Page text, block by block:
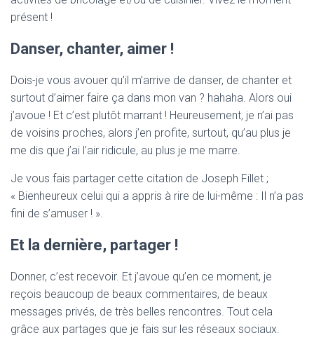
présent !
Danser, chanter, aimer !
Dois-je vous avouer qu’il m’arrive de danser, de chanter et
surtout d’aimer faire ça dans mon van ? hahaha. Alors oui
j’avoue ! Et c’est plutôt marrant ! Heureusement, je n’ai pas
de voisins proches, alors j’en profite, surtout, qu’au plus je
me dis que j’ai l’air ridicule, au plus je me marre.
Je vous fais partager cette citation de Joseph Fillet ;
« Bienheureux celui qui a appris à rire de lui-même : Il n’a pas
fini de s’amuser ! ».
Et la dernière, partager !
Donner, c’est recevoir. Et j’avoue qu’en ce moment, je
reçois beaucoup de beaux commentaires, de beaux
messages privés, de très belles rencontres. Tout cela
grâce aux partages que je fais sur les réseaux sociaux.